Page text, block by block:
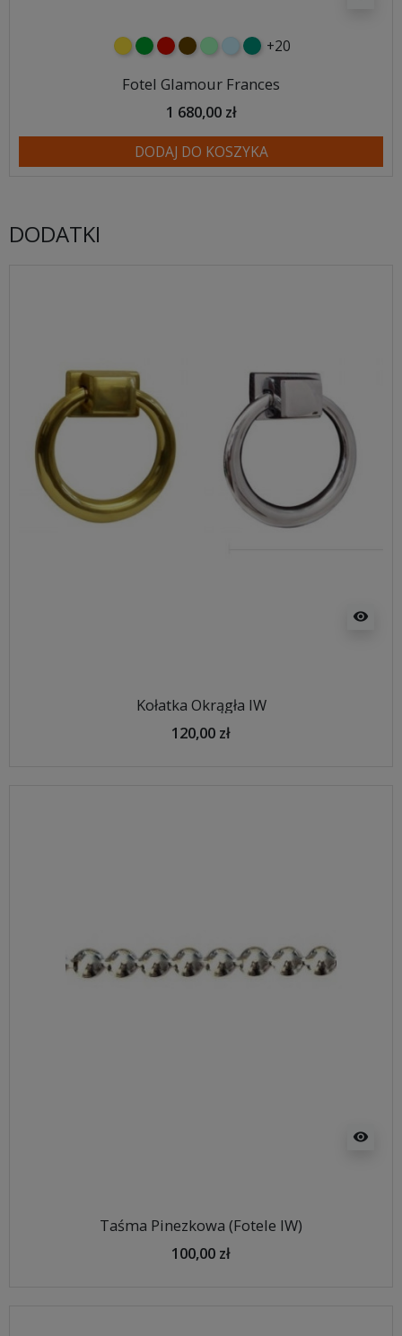
żółtyzielonyczerwony
czekoladowy
miętowybłękitny
turkusowy
+20
Fotel Glamour Frances
1 680,00 zł
DODAJ DO KOSZYKA
DODATKI
visibility
Kołatka Okrągła IW
120,00 zł
visibility
Taśma Pinezkowa (Fotele IW)
100,00 zł